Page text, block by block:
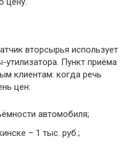
вторсырья использует
Пункт приёма
клиентам: когда речь
цен:
автомобиля;
– 1 тыс. руб.;